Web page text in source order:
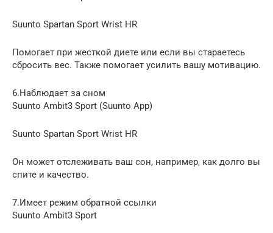
Suunto Spartan Sport Wrist HR
Помогает при жесткой диете или если вы стараетесь
сбросить вес. Также помогает усилить вашу мотивацию.
6.Наблюдает за сном
Suunto Ambit3 Sport (Suunto App)
Suunto Spartan Sport Wrist HR
Он может отслеживать ваш сон, например, как долго вы
спите и качество.
7.Имеет режим обратной ссылки
Suunto Ambit3 Sport